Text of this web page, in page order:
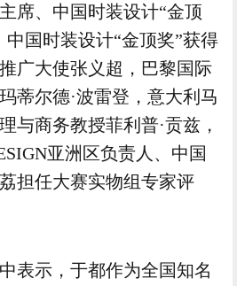
席、中国时装设计“金顶
国时装设计“金顶奖”获得
广大使张义超，巴黎国际
蒂尔德·波雷登，意大利马
与商务教授菲利普·贡兹，
亚洲区负责人、中国
担任大赛实物组专家评
表示，于都作为全国知名